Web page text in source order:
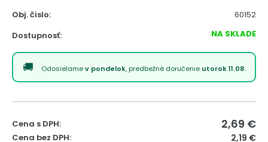
Obj. čislo:
60152
Dostupnosť:
NA SKLADE
Odosielamev pondelok, predbežné doručenie utorok 11.08.
Cena s DPH: 2,69 €
Cena bez DPH: 2,19 €